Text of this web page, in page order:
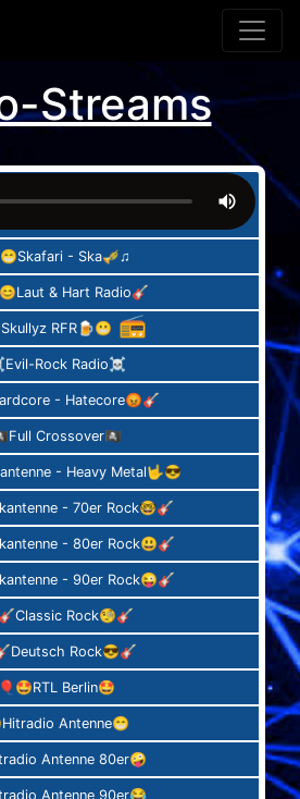
Streams
- Ska🎺♫
& Hart Radio🎸
RFR🍺😬 📻
Rock Radio☠
- Hatecore😡🎸
Crossover🏴‍☠
- Heavy Metal🤟😎
- 70er Rock🤓🎸
- 80er Rock😃🎸
- 90er Rock😜🎸
Rock🧐🎸
Rock😎🎸
🎈🤩RTL Berlin🤩
Antenne😁
Antenne 80er🤪
Antenne 90er😂